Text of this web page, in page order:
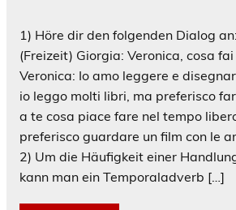
1) Höre dir den folgenden Dialog
(Freizeit) Giorgia: Veronica, cosa
Veronica: Io amo leggere e
io leggo molti libri, ma preferisco
a te cosa piace fare nel tempo
preferisco guardare un film con le
2) Um die Häufigkeit einer
kann man ein Temporaladverb […]